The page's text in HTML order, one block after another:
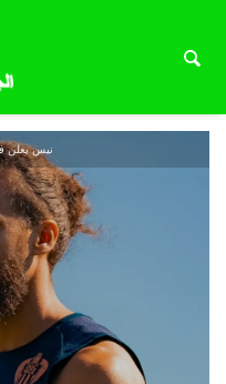
نيس يعلن